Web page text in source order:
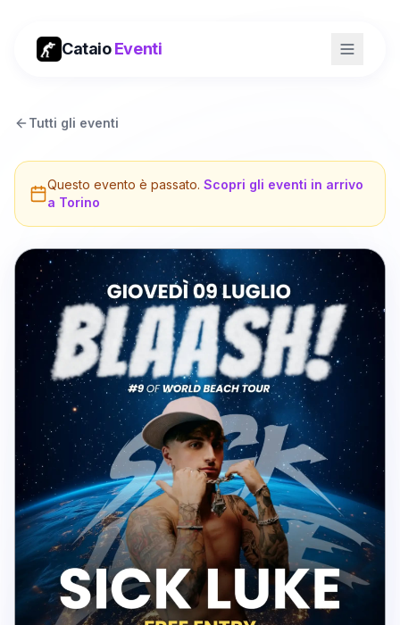
CataioEventi
Tutti gli eventi
Questo evento è passato. Scopri gli eventi in arrivo
a Torino